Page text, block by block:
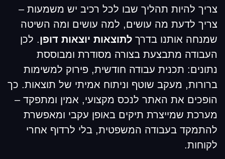
צריך להיות תהליך שבו לכל רכיב יש משמעות –
צריך לדעת מה עושים, למה עושים ומה השיטה
שמנחה אותנו בדרךלתוצאות יוצאות דופן. לכן
העבודה מתבצעת בצורה מסודרת ומבוססת
נתונים: תכנית עבודה חודשית, פירוק למשימות
ברורות, מעקב שוטף וניתוח אמיתי של תוצאות. כך
הופכים את האתר לנכס מקצועי, אמין ומתפקד –
מערכת שמייצרת תיקים באופן עקבי ומאפשרת
להתמקד בעבודה המשפטית, בלי לרדוף אחרי
לקוחות.